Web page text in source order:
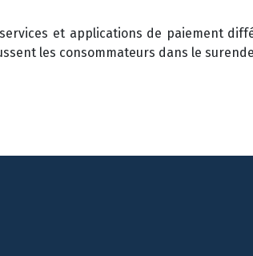
et applications de paiement
les consommateurs dans le